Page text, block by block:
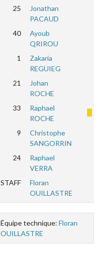
25
Jonathan
PACAUD
40
Ayoub
QRIROU
1
Zakaria
REGUIEG
21
Johan
ROCHE
33
Raphael
ROCHE
9
Christophe
SANGORRIN
24
Raphael
VERRA
STAFF
Floran
OUILLASTRE
Équipe technique: Floran
OUILLASTRE